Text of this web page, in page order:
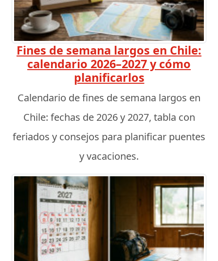
Fines de semana largos en Chile:
calendario 2026–2027 y cómo
planificarlos
Calendario de fines de semana largos en
Chile: fechas de 2026 y 2027, tabla con
feriados y consejos para planificar puentes
y vacaciones.